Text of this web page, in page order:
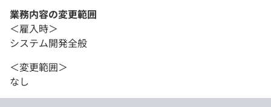
業務内容の変更範囲
＜雇入時＞
システム開発全般
＜変更範囲＞
なし